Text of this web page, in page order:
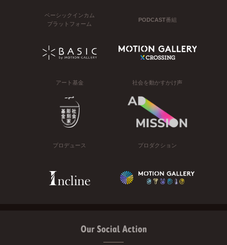
ベーシックインカム
プラットフォーム
PODCAST番組
アート基金 社会を動かすかけ声
プロデュース プロダクション
Our Social Action